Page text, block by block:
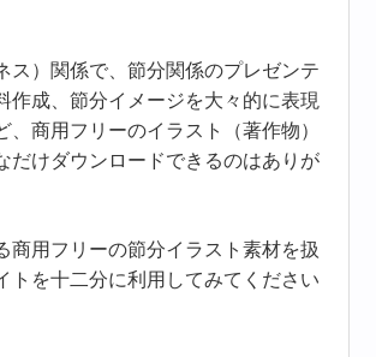
ス）関係で、節分関係のプレゼンテ
作成、節分イメージを大々的に表現
、商用フリーのイラスト（著作物）
だけダウンロードできるのはありが
商用フリーの節分イラスト素材を扱
トを十二分に利用してみてください